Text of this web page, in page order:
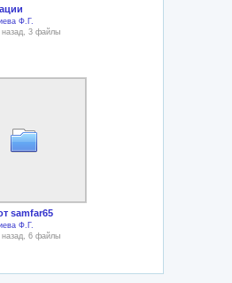
Ф.Г.
назад, 3 файлы
samfar65
Ф.Г.
назад, 6 файлы